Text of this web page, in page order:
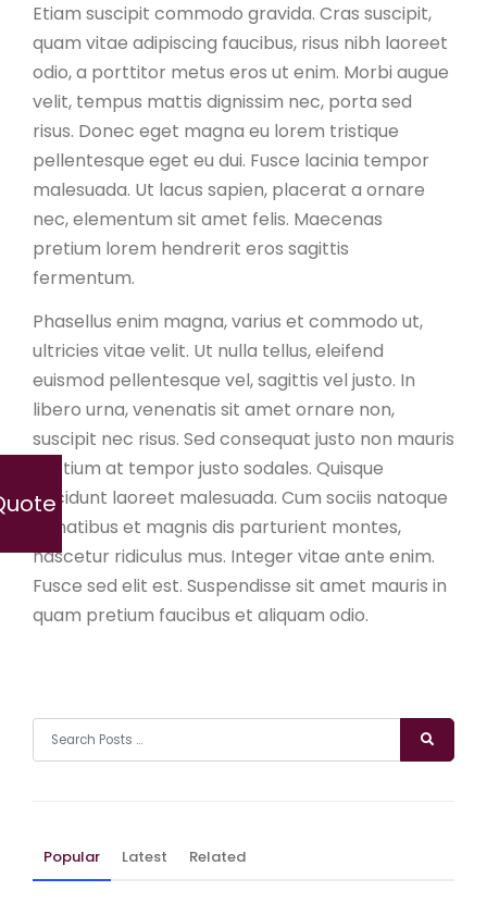
Etiam suscipit commodo gravida. Cras suscipit,
quam vitae adipiscing faucibus, risus nibh laoreet
odio, a porttitor metus eros ut enim. Morbi augue
velit, tempus mattis dignissim nec, porta sed
risus. Donec eget magna eu lorem tristique
pellentesque eget eu dui. Fusce lacinia tempor
malesuada. Ut lacus sapien, placerat a ornare
nec, elementum sit amet felis. Maecenas
pretium lorem hendrerit eros sagittis
fermentum.
Phasellus enim magna, varius et commodo ut,
ultricies vitae velit. Ut nulla tellus, eleifend
euismod pellentesque vel, sagittis vel justo. In
libero urna, venenatis sit amet ornare non,
suscipit nec risus. Sed consequat justo non mauris
pretium at tempor justo sodales. Quisque
tincidunt laoreet malesuada. Cum sociis natoque
penatibus et magnis dis parturient montes,
nascetur ridiculus mus. Integer vitae ante enim.
Fusce sed elit est. Suspendisse sit amet mauris in
quam pretium faucibus et aliquam odio.
Popular Latest Related